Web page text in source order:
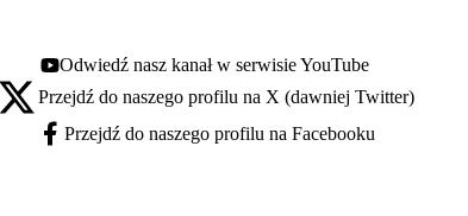
Youtube - otwiera się w nowej karcie
Odwiedź nasz kanał w serwisie YouTube
X - otwiera się w nowej karcie
Przejdź do naszego profilu na X (dawniej Twitter)
Facebook - otwiera się w nowej karcie
Przejdź do naszego profilu na Facebooku